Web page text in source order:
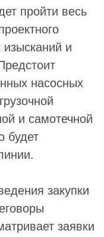
пройти весь
и
насосных
и самотечной
будет
закупки
заявки